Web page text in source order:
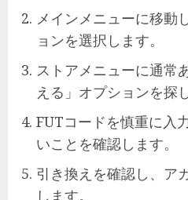
メインメニューに移動
ョンを選択します。
ストアメニューに通常
える」オプションを探
FUTコードを慎重に入
いことを確認します。
引き換えを確認し、ア
します。